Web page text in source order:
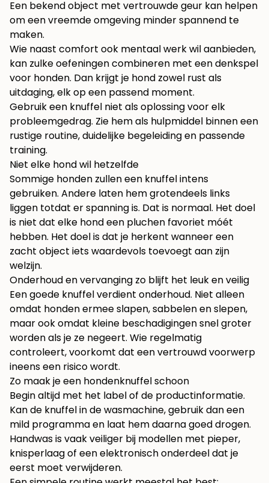
Een bekend object met vertrouwde geur kan helpen
om een vreemde omgeving minder spannend te
maken.
Wie naast comfort ook mentaal werk wil aanbieden,
kan zulke oefeningen combineren met eendenkspel
voor honden. Dan krijgt je hond zowel rust als
uitdaging, elk op een passend moment.
Gebruik een knuffel niet als oplossing voor elk
probleemgedrag. Zie hem als hulpmiddel binnen een
rustige routine, duidelijke begeleiding en passende
training.
Niet elke hond wil hetzelfde
Sommige honden zullen een knuffel intens
gebruiken. Andere laten hem grotendeels links
liggen totdat er spanning is. Dat is normaal. Het doel
is niet dat elke hond een pluchen favoriet móét
hebben. Het doel is dat je herkent wanneer een
zacht object iets waardevols toevoegt aan zijn
welzijn.
Onderhoud en vervanging zo blijft het leuk en veilig
Een goede knuffel verdient onderhoud. Niet alleen
omdat honden ermee slapen, sabbelen en slepen,
maar ook omdat kleine beschadigingen snel groter
worden als je ze negeert. Wie regelmatig
controleert, voorkomt dat een vertrouwd voorwerp
ineens een risico wordt.
Zo maak je een hondenknuffel schoon
Begin altijd met het label of de productinformatie.
Kan de knuffel in de wasmachine, gebruik dan een
mild programma en laat hem daarna goed drogen.
Handwas is vaak veiliger bij modellen met pieper,
knisperlaag of een elektronisch onderdeel dat je
eerst moet verwijderen.